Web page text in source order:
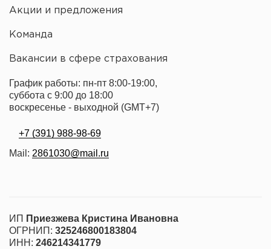
Акции и предложения
Команда
Вакансии в сфере страхования
График работы: пн-пт 8:00-19:00,
суббота с 9:00 до 18:00
воскресенье - выходной (GMT+7)
+7 (391) 988-98-69
Mail: 2861030@mail.ru
ИП Приезжева Кристина Ивановна
ОГРНИП: 325246800183804
ИНН: 246214341779